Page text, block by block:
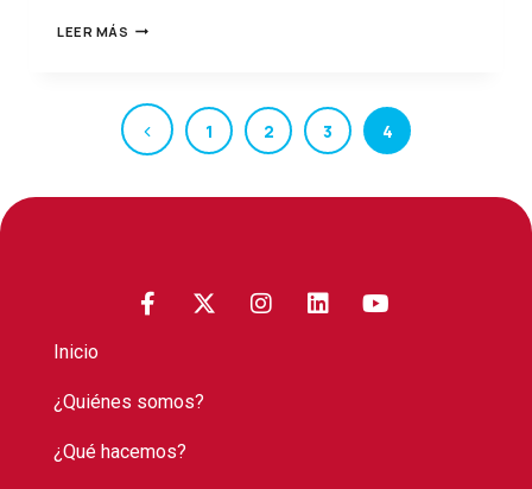
LEER MÁS
1 2 3 4
Inicio
¿Quiénes somos?
¿Qué hacemos?